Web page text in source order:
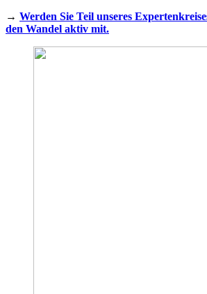
→ Werden Sie Teil unseres
den Wandel aktiv mit.